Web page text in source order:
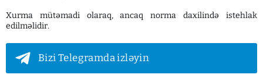
Xurma mütəmadi olaraq, ancaq norma daxilində istehlak
edilməlidir.
Bizi Telegramda izləyin